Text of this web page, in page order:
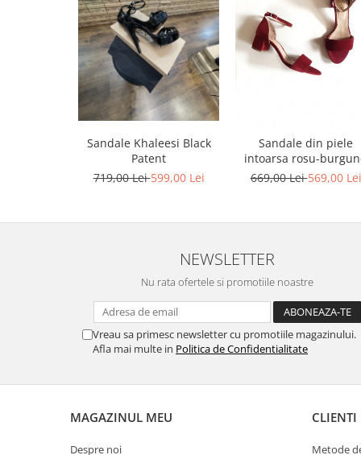
Sandale Khaleesi Black
Patent
719,00 Lei599,00 Lei
Sandale din piele
intoarsa rosu-
669,00 Lei569,00 Lei
NEWSLETTER
Nu rata ofertele si promotiile noastre
Vreau sa primesc newsletter cu promotiile magazinului.
Afla mai multe in Politica de Confidentialitate
MAGAZINUL MEU
Despre noi
CLIENTI
Metode